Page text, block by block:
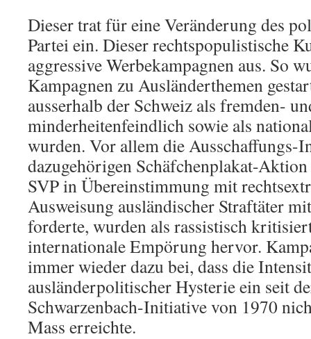
Dieser trat für eine Veränderung des
Partei ein. Dieser rechtspopulistische
aggressive Werbekampagnen aus. So
Kampagnen zu Ausländerthemen
ausserhalb der Schweiz als fremden-
minderheitenfeindlich sowie als
wurden. Vor allem die Ausschaffungs-
dazugehörigen Schäfchenplakat-
SVP in Übereinstimmung mit
Ausweisung ausländischer Straftäter
forderte, wurden als rassistisch
internationale Empörung hervor.
immer wieder dazu bei, dass die
ausländerpolitischer Hysterie ein seit
Schwarzenbach-Initiative von 1970
Mass erreichte.